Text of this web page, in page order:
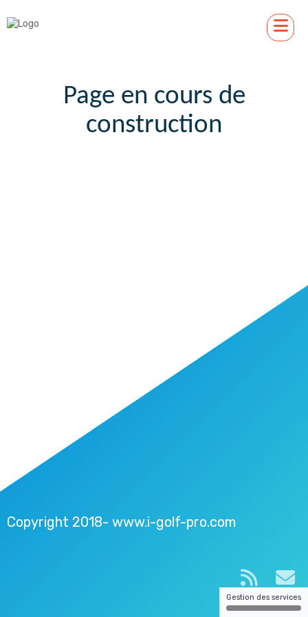
Page en cours de
construction
Copyright 2018- www.i-golf-pro.com
Gestion des services